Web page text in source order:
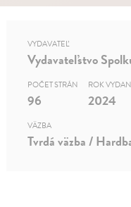
VYDAVATEĽ
Vydavateľstvo
POČET STRÁN
96
ROK
2024
VÄZBA
Tvrdá väzba /